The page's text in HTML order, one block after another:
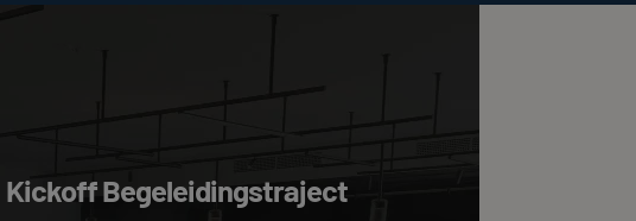
Kickoff Begeleidingstraject